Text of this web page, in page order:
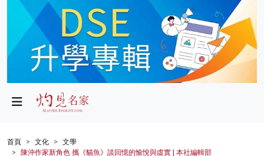
政局
財經
首頁 文化
文學
陳沖作家新角色 攜《貓魚》談回憶的愉悅與虛實 | 本社編輯部